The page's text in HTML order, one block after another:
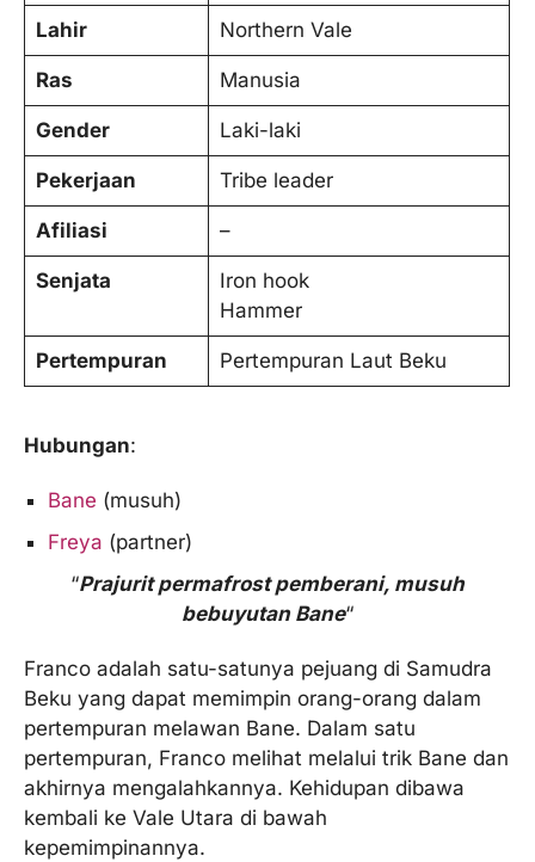
Lahir Northern Vale
Ras Manusia
Gender Laki-laki
Pekerjaan Tribe leader
Afiliasi –
Senjata
Iron hook
Hammer
Pertempuran Pertempuran Laut Beku
Hubungan:
Bane (musuh)
Freya (partner)
“Prajurit permafrost pemberani, musuh
bebuyutan Bane“
Franco adalah satu-satunya pejuang di Samudra
Beku yang dapat memimpin orang-orang dalam
pertempuran melawan Bane. Dalam satu
pertempuran, Franco melihat melalui trik Bane dan
akhirnya mengalahkannya. Kehidupan dibawa
kembali ke Vale Utara di bawah
kepemimpinannya.